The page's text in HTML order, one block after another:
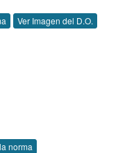
Ver Imagen del D.O.
norma